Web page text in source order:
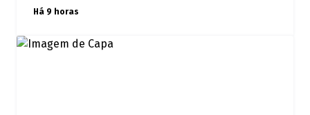
Há 9 horas